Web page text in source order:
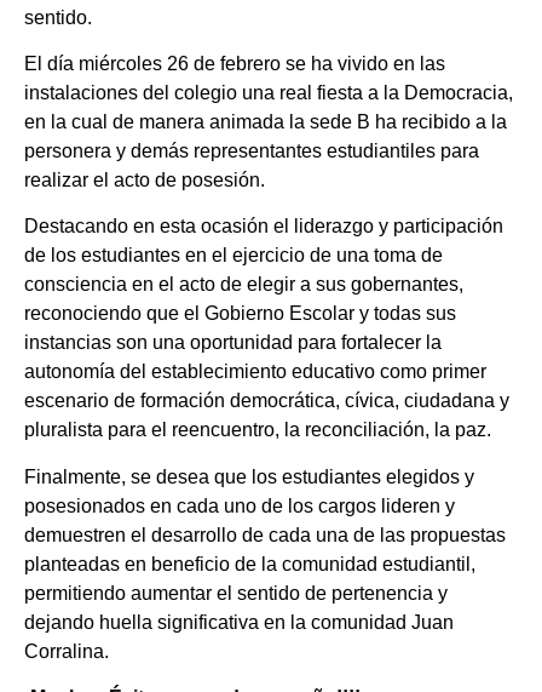
sentido.
El día miércoles 26 de febrero se ha vivido en las
instalaciones del colegio una real fiesta a la Democracia,
en la cual de manera animada la sede B ha recibido a la
personera y demás representantes estudiantiles para
realizar el acto de posesión.
Destacando en esta ocasión el liderazgo y participación
de los estudiantes en el ejercicio de una toma de
consciencia en el acto de elegir a sus gobernantes,
reconociendo que el Gobierno Escolar y todas sus
instancias son una oportunidad para fortalecer la
autonomía del establecimiento educativo como primer
escenario de formación democrática, cívica, ciudadana y
pluralista para el reencuentro, la reconciliación, la paz.
Finalmente, se desea que los estudiantes elegidos y
posesionados en cada uno de los cargos lideren y
demuestren el desarrollo de cada una de las propuestas
planteadas en beneficio de la comunidad estudiantil,
permitiendo aumentar el sentido de pertenencia y
dejando huella significativa en la comunidad Juan
Corralina.